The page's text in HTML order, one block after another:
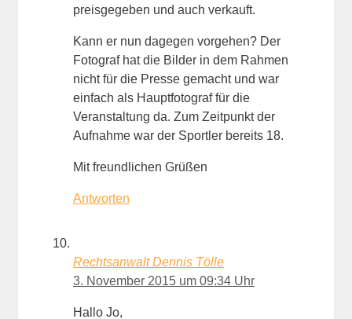
preisgegeben und auch verkauft.
Kann er nun dagegen vorgehen? Der
Fotograf hat die Bilder in dem Rahmen
nicht für die Presse gemacht und war
einfach als Hauptfotograf für die
Veranstaltung da. Zum Zeitpunkt der
Aufnahme war der Sportler bereits 18.
Mit freundlichen Grüßen
Antworten
Rechtsanwalt Dennis Tölle
3. November 2015 um 09:34 Uhr
Hallo Jo,